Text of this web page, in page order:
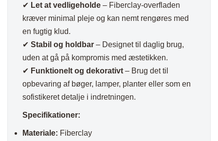
✔ Let at vedligeholde – Fiberclay-overfladen
kræver minimal pleje og kan nemt rengøres med
en fugtig klud.
✔ Stabil og holdbar – Designet til daglig brug,
uden at gå på kompromis med æstetikken.
✔ Funktionelt og dekorativt – Brug det til
opbevaring af bøger, lamper, planter eller som en
sofistikeret detalje i indretningen.
Specifikationer:
Materiale: Fiberclay